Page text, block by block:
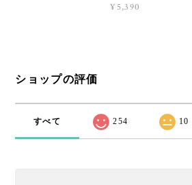
¥5,390
ショップの評価
すべて 254 10